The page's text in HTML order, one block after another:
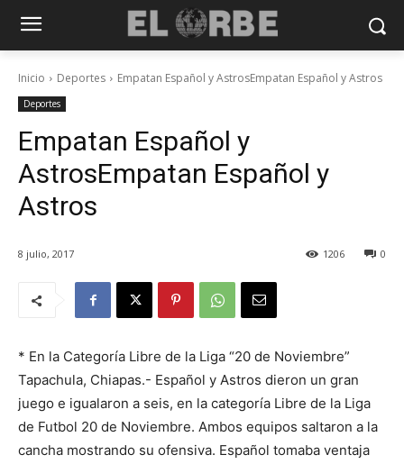
Inicio Deportes Empatan Español y AstrosEmpatan Español y Astros
Deportes
Empatan Español y
AstrosEmpatan Español y
Astros
8 julio, 2017 0
1206
* En la Categoría Libre de la Liga “20 de Noviembre”
Tapachula, Chiapas.- Español y Astros dieron un gran
juego e igualaron a seis, en la categoría Libre de la Liga
de Futbol 20 de Noviembre. Ambos equipos saltaron a la
cancha mostrando su ofensiva. Español tomaba ventaja